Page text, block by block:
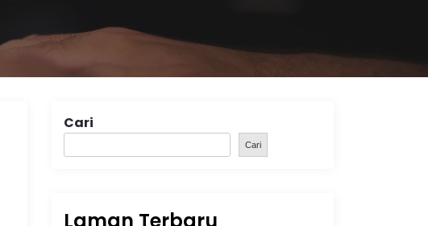
Cari
Cari